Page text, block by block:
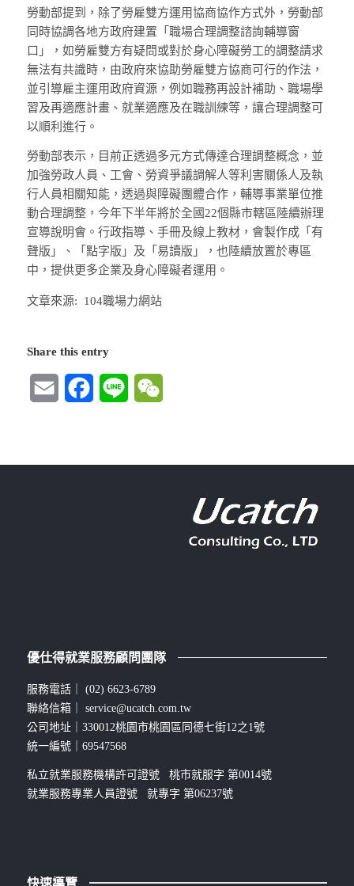
勞動部提到，除了勞雇雙方運用協商協作方式外，勞動部
同時協調各地方政府建置「職場合理調整諮詢輔導窗
口」，如勞雇雙方有疑問或對於身心障礙勞工的調整請求
無法有共識時，由政府來協助勞雇雙方協商可行的作法，
並引導雇主運用政府資源，例如職務再設計補助、職場學
習及再適應計畫、就業適應及在職訓練等，讓合理調整可
以順利進行。
勞動部表示，目前正透過多元方式傳達合理調整概念，並
加強勞政人員、工會、勞資爭議調解人等利害關係人及執
行人員相關知能，透過與障礙團體合作，輔導事業單位推
動合理調整，今年下半年將於全國22個縣市轄區陸續辦理
宣導說明會。行政指導、手冊及線上教材，會製作成「有
聲版」、「點字版」及「易讀版」，也陸續放置於專區
中，提供更多企業及身心障礙者運用。
文章來源: 104職場力網站
Share this entry
Email FacebookLine
優仕得就業服務顧問團隊
服務電話｜ (02) 6623-6789
聯絡信箱｜ service@ucatch.com.tw
公司地址｜330012桃園市桃園區同德七街12之1號
統一編號｜69547568
私立就業服務機構許可證號 桃市就服字 第0014號
就業服務專業人員證號 就專字 第06237號
快速導覽